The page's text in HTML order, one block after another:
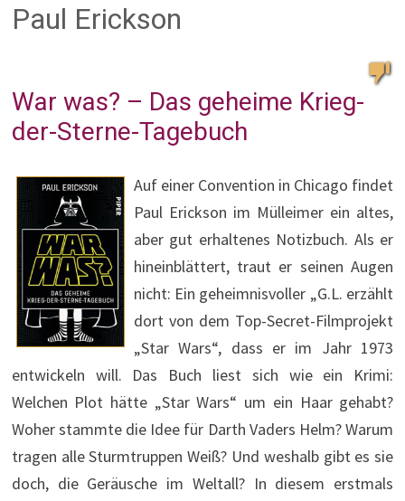
Paul Erickson
War was? – Das geheime Krieg-
der-Sterne-Tagebuch
Auf einer Convention in Chicago findet
Paul Erickson im Mülleimer ein altes,
aber gut erhaltenes Notizbuch. Als er
hineinblättert, traut er seinen Augen
nicht: Ein geheimnisvoller „G.L. erzählt
dort von dem Top-Secret-Filmprojekt
„Star Wars“, dass er im Jahr 1973
entwickeln will. Das Buch liest sich wie ein Krimi:
Welchen Plot hätte „Star Wars“ um ein Haar gehabt?
Woher stammte die Idee für Darth Vaders Helm? Warum
tragen alle Sturmtruppen Weiß? Und weshalb gibt es sie
doch, die Geräusche im Weltall? In diesem erstmals